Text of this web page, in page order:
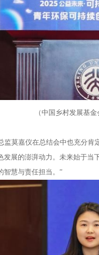
（中国乡村发展基
监莫嘉仪在总结会中也充分
发展的澎湃动力。未来始于
智慧与责任担当。”